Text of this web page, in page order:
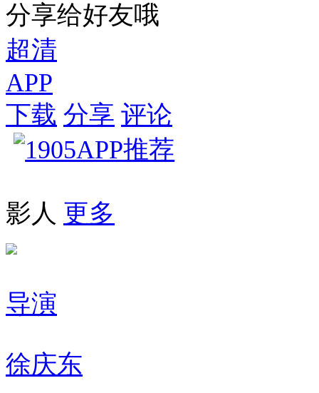
分享给好友哦
超清
APP
下载 分享 评论
影人 更多
导演
徐庆东